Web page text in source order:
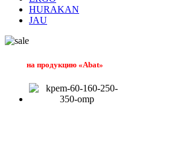
HURAKAN
JAU
на продукцию «Abat»